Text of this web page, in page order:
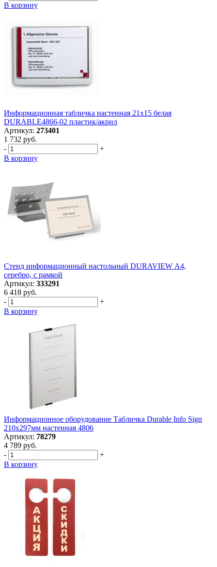
В корзину
Информационная табличка настенная 21х15 белая
DURABLE4866-02 пластик/акрил
Артикул: 273401
1 732 руб.
-
+
В корзину
Стенд информационный настольный DURAVIEW А4,
серебро, с рамкой
Артикул: 333291
6 418 руб.
-
+
В корзину
Информационное оборудование Табличка Durable Info Sign
210х297мм настенная 4806
Артикул: 78279
4 789 руб.
-
+
В корзину